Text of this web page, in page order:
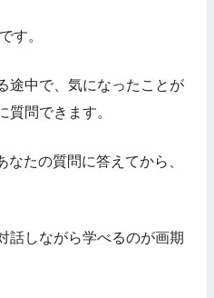
す。
途中で、気になったことが
質問できます。
たの質問に答えてから、
話しながら学べるのが画期